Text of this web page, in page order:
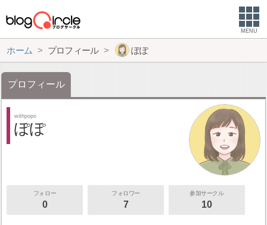
MENU
ホーム プロフィール ぽぽ
プロフィール
withpopo
ぽぽ
フォロー
0
フォロワー
7
参加サークル
10